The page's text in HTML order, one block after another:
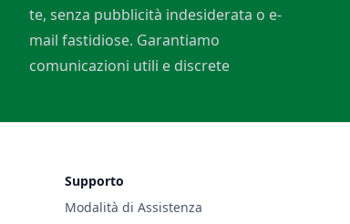
te, senza pubblicità indesiderata o e-
mail fastidiose. Garantiamo
comunicazioni utili e discrete
Supporto
Modalità di Assistenza